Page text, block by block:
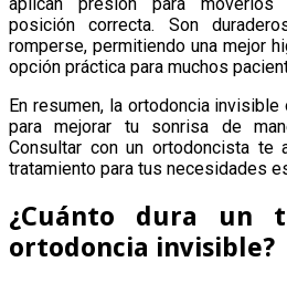
posición correcta. Son
romperse, permitiendo una mejor
opción práctica para muchos
En resumen, la ortodoncia
para mejorar tu sonrisa de
Consultar con un ortodoncista te
tratamiento para tus necesidades
¿Cuánto dura un
ortodoncia invisible?